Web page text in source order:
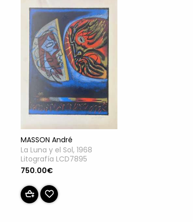
MASSON André
La Luna y el Sol, 1968
Litografía LCD7895
750.00€